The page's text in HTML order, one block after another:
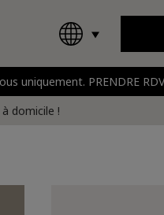
uniquement. PRENDRE RDV
domicile !